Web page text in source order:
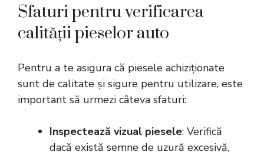
Sfaturi pentru verificarea
calității pieselor auto
Pentru a te asigura că piesele achiziționate
sunt de calitate și sigure pentru utilizare, este
important să urmezi câteva sfaturi:
Inspectează vizual piesele: Verifică
dacă există semne de uzură excesivă,